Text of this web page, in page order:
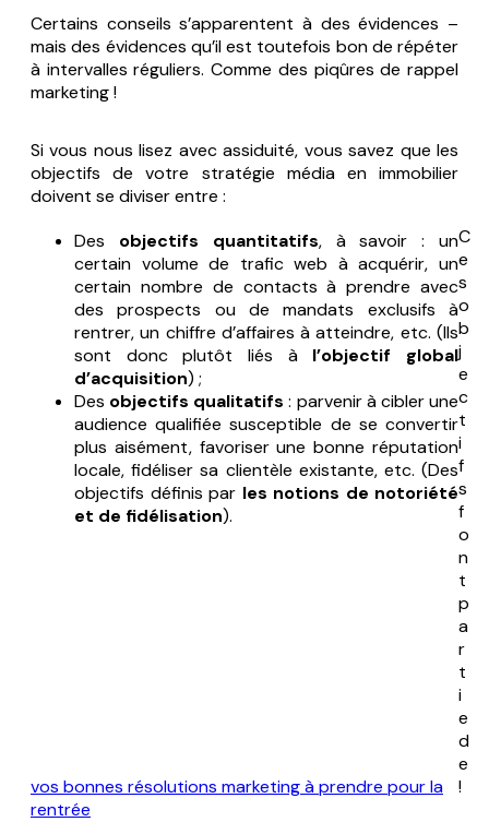
Certains conseils s’apparentent à des évidences –
mais des évidences qu’il est toutefois bon de répéter
à intervalles réguliers. Comme des piqûres de rappel
marketing !
Si vous nous lisez avec assiduité, vous savez que les
objectifs de votre stratégie média en immobilier
doivent se diviser entre :
Des objectifs quantitatifs, à savoir : un
certain volume de trafic web à acquérir, un
certain nombre de contacts à prendre avec
des prospects ou de mandats exclusifs à
rentrer, un chiffre d’affaires à atteindre, etc. (Ils
sont donc plutôt liés à l’objectif global
d’acquisition) ;
Des objectifs qualitatifs: parvenir à cibler une
audience qualifiée susceptible de se convertir
plus aisément, favoriser une bonne réputation
locale, fidéliser sa clientèle existante, etc. (Des
objectifs définis par les notions de notoriété
et de fidélisation).
C
e
s
o
b
j
e
c
t
i
f
s
f
o
n
t
p
a
r
t
i
e
d
e
vos bonnes résolutions marketing à prendre pour la
rentrée
!